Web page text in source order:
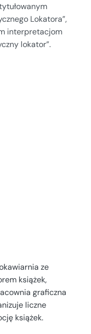
Lokatora”,
interpretacjom
lokator”.
ze
książek,
graficzna
liczne
książek.